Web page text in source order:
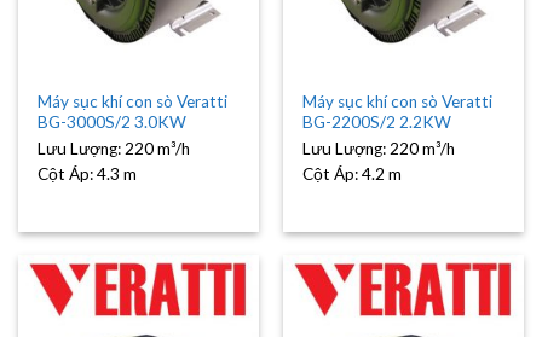
Máy sục khí con sò Veratti
BG-3000S/2 3.0KW
Lưu Lượng: 220 m³/h
Cột Áp:4.3 m
Máy sục khí con sò Veratti
BG-2200S/2 2.2KW
Lưu Lượng: 220 m³/h
Cột Áp:4.2 m